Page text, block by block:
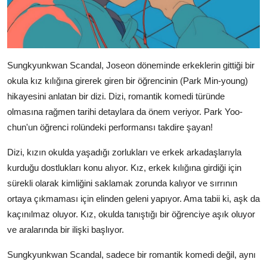
Sungkyunkwan Scandal, Joseon döneminde erkeklerin gittiği bir
okula kız kılığına girerek giren bir öğrencinin (Park Min-young)
hikayesini anlatan bir dizi. Dizi, romantik komedi türünde
olmasına rağmen tarihi detaylara da önem veriyor. Park Yoo-
chun'un öğrenci rolündeki performansı takdire şayan!
Dizi, kızın okulda yaşadığı zorlukları ve erkek arkadaşlarıyla
kurduğu dostlukları konu alıyor. Kız, erkek kılığına girdiği için
sürekli olarak kimliğini saklamak zorunda kalıyor ve sırrının
ortaya çıkmaması için elinden geleni yapıyor. Ama tabii ki, aşk da
kaçınılmaz oluyor. Kız, okulda tanıştığı bir öğrenciye aşık oluyor
ve aralarında bir ilişki başlıyor.
Sungkyunkwan Scandal, sadece bir romantik komedi değil, aynı